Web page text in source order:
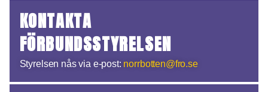
KONTAKTA
FÖRBUNDSSTYRELSEN
Styrelsen nås via e-post: norrbotten@fro.se